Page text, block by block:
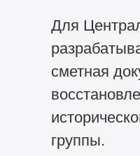
Для
сметная
группы.